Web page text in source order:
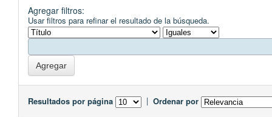
Agregar filtros:
Usar filtros para refinar el resultado de la búsqueda.
Resultados por página | Ordenar por